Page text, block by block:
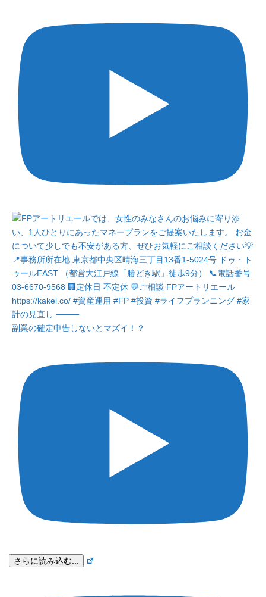
副業の確定申告しないとマズイ！？
さらに読み込む...